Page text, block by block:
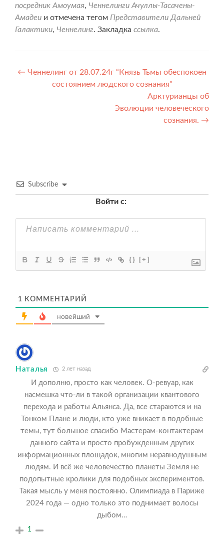
посредник Амоумая, Ченнелинги Ачуллы-Тасачены-
Амадеи и отмечена тегом Представители Дальней
Галактики, Ченнелинг. Закладка ссылка.
Навигация
← Ченнелинг от 28.07.24г “Князь Тьмы обеспокоен
состоянием людского сознания”
Арктурианцы об
Эволюции человеческого
сознания. →
Subscribe
Войти с:
{} [+]
1 КОММЕНТАРИЙ
новейший
Наталья 2 лет назад
И дополню, просто как человек. О-ревуар, как
насмешка что-ли в такой организации квантового
перехода и работы Альянса. Да, все стараются и на
Тонком Плане и люди, кто уже вникает в подобные
темы, тут большое спасибо Мастерам-контактерам
данного сайта и просто пробужденным других
информационных площадок, многим неравнодушным
людям. И всё же человечество планеты Земля не
подопытные кролики для подобных экспериментов.
Такая мысль у меня постоянно. Олимпиада в Париже
2024 года — одно только это поднимает волосы
дыбом…
1